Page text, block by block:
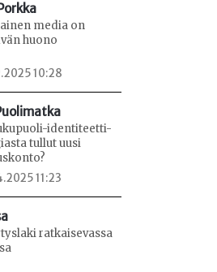
media on
huono
10:28
identiteetti-
tullut uusi
11:23
ratkaisevassa